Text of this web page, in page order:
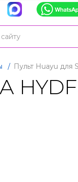
/ Пульт Huayu для